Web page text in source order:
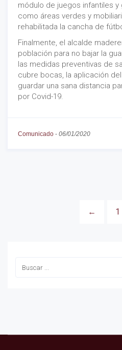
módulo de juegos infantiles
como áreas verdes y
rehabilitada la cancha de
Finalmente, el alcalde
población para no bajar la
las medidas preventivas de
cubre bocas, la aplicación
guardar una sana distancia
por Covid-19.
Comunicado - 06/01/2020
← 1